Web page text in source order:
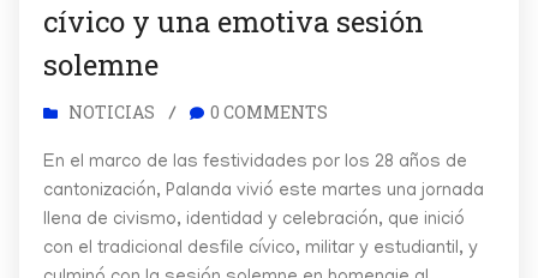
cívico y una emotiva sesión
solemne
NOTICIAS / 0 COMMENTS
En el marco de las festividades por los 28 años de
cantonización, Palanda vivió este martes una jornada
llena de civismo, identidad y celebración, que inició
con el tradicional desfile cívico, militar y estudiantil, y